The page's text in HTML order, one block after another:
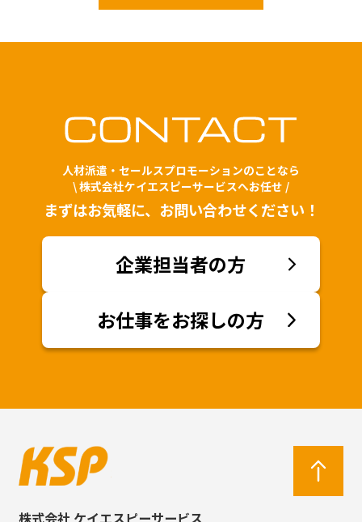
人材派遣・セールスプロモーションのことなら
\ 株式会社ケイエスピーサービスへお任せ /
まずはお気軽に、お問い合わせください！
企業担当者の方
お仕事をお探しの方
株式会社 ケイエスピーサービス